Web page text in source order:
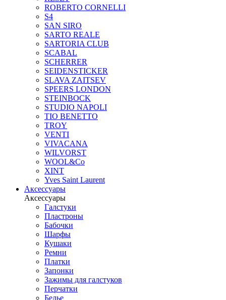
ROBERTO CORNELLI
S4
SAN SIRO
SARTO REALE
SARTORIA CLUB
SCABAL
SCHERRER
SEIDENSTICKER
SLAVA ZAITSEV
SPEERS LONDON
STEINBOCK
STUDIO NAPOLI
TIO BENETTO
TROY
VENTI
VIVACANA
WILVORST
WOOL&Co
XINT
Yves Saint Laurent
Аксессуары
Аксессуары
Галстуки
Пластроны
Бабочки
Шарфы
Кушаки
Ремни
Платки
Запонки
Зажимы для галстуков
Перчатки
Белье